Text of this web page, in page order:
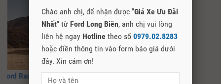
Ford Ranger 2022 Thế Hệ Mới Nhất Ra Mắt Toàn Cầu
Chào anh chị, để nhận được "Giá Xe Ưu Đãi
Nhất" từ Ford Long Biên, anh chị vui lòng
liên hệ ngay Hotline theo số 0979.02.8283
hoặc điền thông tin vào form báo giá dưới
đây. Xin cảm ơn!